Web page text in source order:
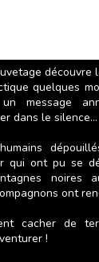
découvre
quelques
message
dans le silence…
qui ont pu se
noires
ont
cacher de
!